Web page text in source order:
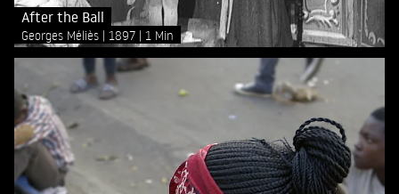
After the Ball
Georges Méliès 1897 1 Min